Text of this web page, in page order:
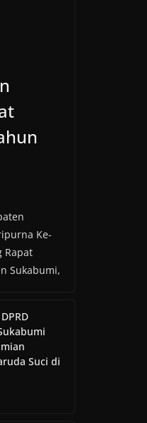
Ke-
Rapat
Sukabumi,
Suci di